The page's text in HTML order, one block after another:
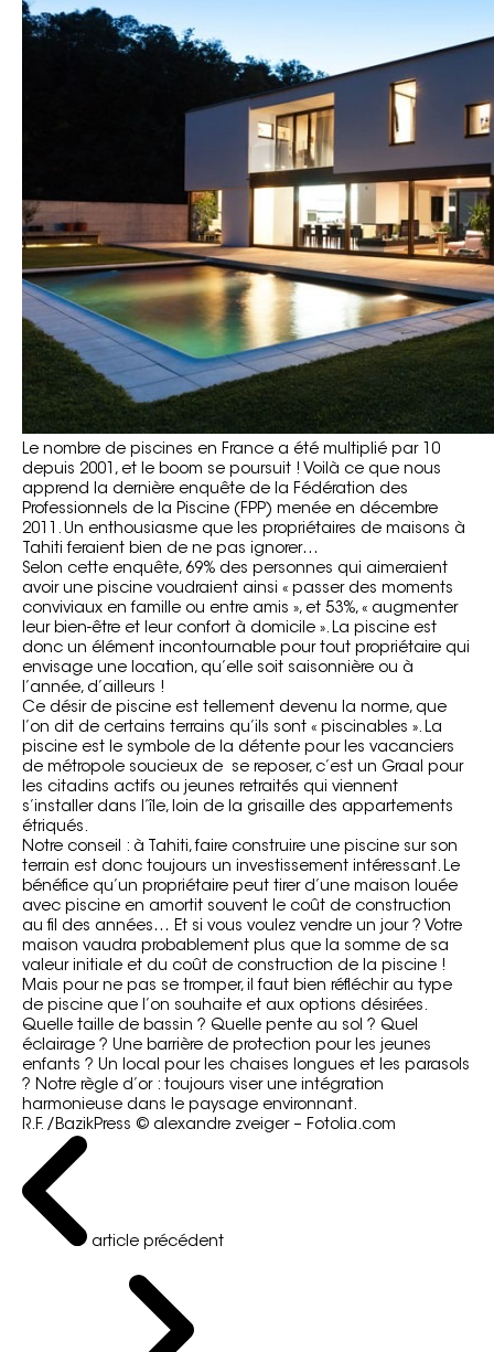
Le nombre de piscines en France a été multiplié par 10
depuis 2001, et le boom se poursuit ! Voilà ce que nous
apprend la dernière enquête de la Fédération des
Professionnels de la Piscine (FPP) menée en décembre
2011. Un enthousiasme que les propriétaires de maisons à
Tahiti feraient bien de ne pas ignorer…
Selon cette enquête, 69% des personnes qui aimeraient
avoir une piscine voudraient ainsi « passer des moments
conviviaux en famille ou entre amis », et 53%, « augmenter
leur bien-être et leur confort à domicile ». La piscine est
donc un élément incontournable pour tout propriétaire qui
envisage une location, qu’elle soit saisonnière ou à
l’année, d’ailleurs !
Ce désir de piscine est tellement devenu la norme, que
l’on dit de certains terrains qu’ils sont « piscinables ». La
piscine est le symbole de la détente pour les vacanciers
de métropole soucieux de se reposer, c’est un Graal pour
les citadins actifs ou jeunes retraités qui viennent
s’installer dans l’île, loin de la grisaille des appartements
étriqués.
Notre conseil : à Tahiti, faire construire une piscine sur son
terrain est donc toujours un investissement intéressant. Le
bénéfice qu’un propriétaire peut tirer d’une maison louée
avec piscine en amortit souvent le coût de construction
au fil des années… Et si vous voulez vendre un jour ? Votre
maison vaudra probablement plus que la somme de sa
valeur initiale et du coût de construction de la piscine !
Mais pour ne pas se tromper, il faut bien réfléchir au type
de piscine que l’on souhaite et aux options désirées.
Quelle taille de bassin ? Quelle pente au sol ? Quel
éclairage ? Une barrière de protection pour les jeunes
enfants ? Un local pour les chaises longues et les parasols
? Notre règle d’or : toujours viser une intégration
harmonieuse dans le paysage environnant.
R.F. /BazikPress © alexandre zveiger – Fotolia.com
article précédent